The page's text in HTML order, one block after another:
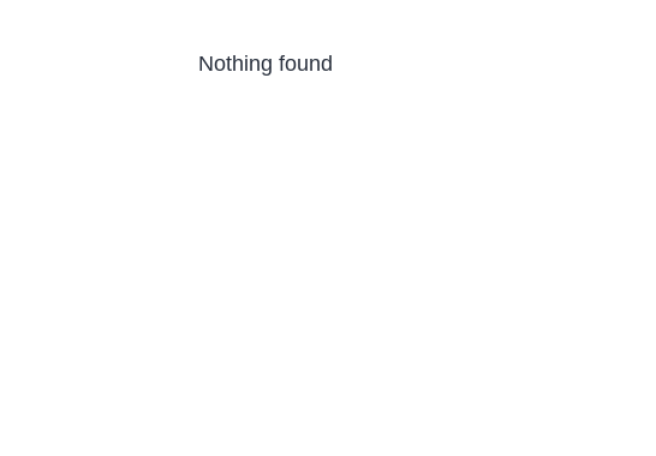
Nothing found